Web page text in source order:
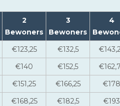
2
Bewoners
3
Bewoners
4
€123,25 €132,5
€140 €152,5
€151,25 €166,25
€178
€168,25 €182,5
€193